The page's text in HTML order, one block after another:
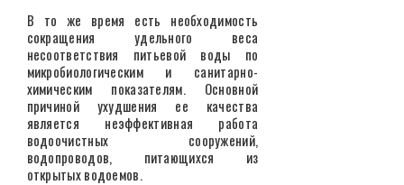
В то же время есть необходимость
сокращения удельного веса
несоответствия питьевой воды по
микробиологическим и санитарно-
химическим показателям. Основной
причиной ухудшения ее качества
является неэффективная работа
водоочистных сооружений,
водопроводов, питающихся из
открытых водоемов.